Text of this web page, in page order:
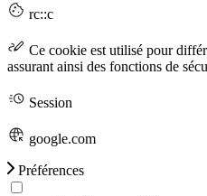
rc::c
Ce cookie est utilisé pour
assurant ainsi des fonctions de
Session
google.com
Préférences